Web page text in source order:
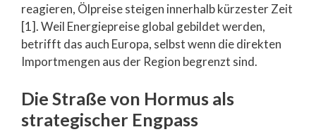
reagieren, Ölpreise steigen innerhalb kürzester Zeit
[1]. Weil Energiepreise global gebildet werden,
betrifft das auch Europa, selbst wenn die direkten
Importmengen aus der Region begrenzt sind.
Die Straße von Hormus als
strategischer Engpass